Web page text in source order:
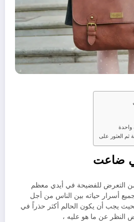
واحدة
ثم العثور على
ضاعت
التعرض للفضيحة في أيدي معظم
أسرار حياته بين الناس من أجل
يجب أن يكون الحالم أكثر حذراً في
عن ما هو عليه ،